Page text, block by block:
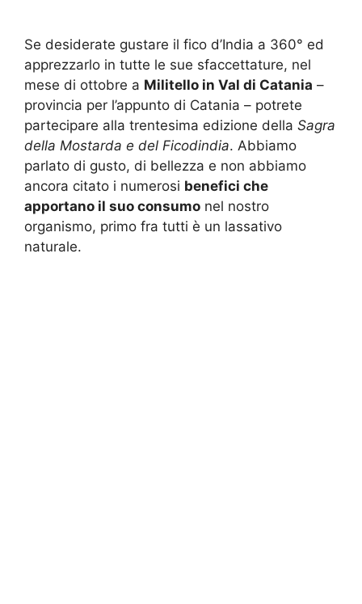
Se desiderate gustare il fico d’India a 360° ed
apprezzarlo in tutte le sue sfaccettature, nel
mese di ottobre a Militello in Val di Catania –
provincia per l’appunto di Catania – potrete
partecipare alla trentesima edizione della Sagra
della Mostarda e del Ficodindia. Abbiamo
parlato di gusto, di bellezza e non abbiamo
ancora citato i numerosi benefici che
apportano il suo consumo nel nostro
organismo, primo fra tutti è un lassativo
naturale.